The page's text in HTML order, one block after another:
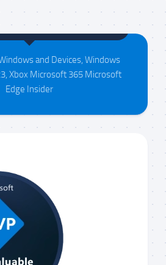
da Silva
and Devices, Windows
Xbox Microsoft 365 Microsoft
Edge Insider